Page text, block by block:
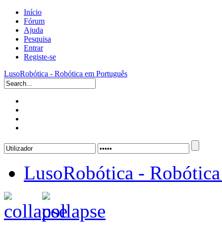
Início
Fórum
Ajuda
Pesquisa
Entrar
Registe-se
LusoRobótica - Robótica em Português
LusoRobótica -